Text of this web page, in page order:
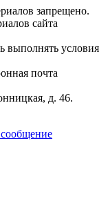
запрещено.
сайта
выполнять условия
почта
д. 46.